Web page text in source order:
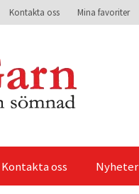
Kontakta oss Mina favoriter
Kontakta oss Nyheter